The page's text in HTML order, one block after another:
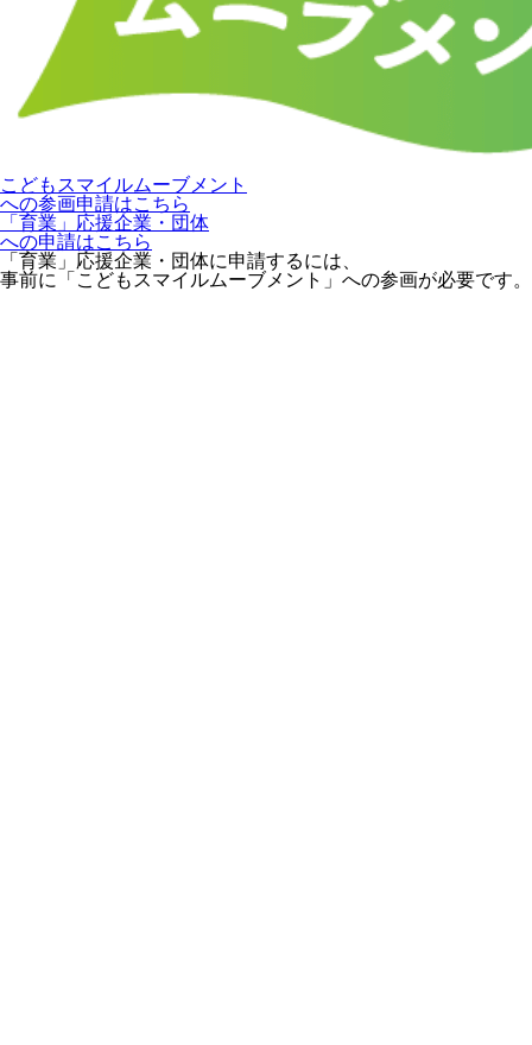
こどもスマイルムーブメント
への参画申請はこちら
「育業」応援企業・団体
への申請はこちら
「育業」応援企業・団体に申請するには、
事前に「こどもスマイルムーブメント」への参画が必要です。